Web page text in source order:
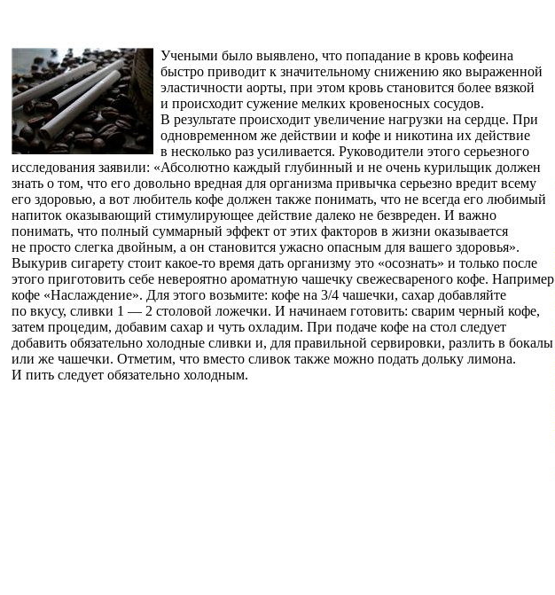
Учеными было выявлено, что попадание в кровь кофеина
быстро приводит к значительному снижению яко выраженной
эластичности аорты, при этом кровь становится более вязкой
и происходит сужение мелких кровеносных сосудов.
В результате происходит увеличение нагрузки на сердце. При
одновременном же действии и кофе и никотина их действие
в несколько раз усиливается. Руководители этого серьезного
исследования заявили: «Абсолютно каждый глубинный и не очень курильщик должен
знать о том, что его довольно вредная для организма привычка серьезно вредит всему
его здоровью, а вот любитель кофе должен также понимать, что не всегда его любимый
напиток оказывающий стимулирующее действие далеко не безвреден. И важно
понимать, что полный суммарный эффект от этих факторов в жизни оказывается
не просто слегка двойным, а он становится ужасно опасным для вашего здоровья».
Выкурив сигарету стоит какое-то время дать организму это «осознать» и только после
этого приготовить себе невероятно ароматную чашечку свежесвареного кофе. Например
кофе «Наслаждение». Для этого возьмите: кофе на 3/4 чашечки, сахар добавляйте
по вкусу, сливки 1 — 2 столовой ложечки. И начинаем готовить: сварим черный кофе,
затем процедим, добавим сахар и чуть охладим. При подаче кофе на стол следует
добавить обязательно холодные сливки и, для правильной сервировки, разлить в бокалы
или же чашечки. Отметим, что вместо сливок также можно подать дольку лимона.
И пить следует обязательно холодным.